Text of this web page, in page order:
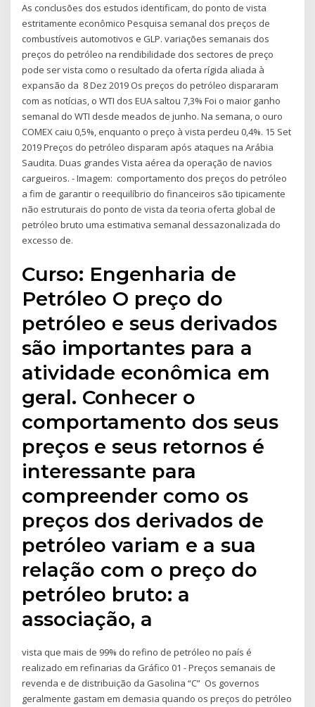
As conclusões dos estudos identificam, do ponto de vista
estritamente econômico Pesquisa semanal dos preços de
combustíveis automotivos e GLP. variações semanais dos
preços do petróleo na rendibilidade dos sectores de preço
pode ser vista como o resultado da oferta rígida aliada à
expansão da 8 Dez 2019 Os preços do petróleo dispararam
com as notícias, o WTI dos EUA saltou 7,3% Foi o maior ganho
semanal do WTI desde meados de junho. Na semana, o ouro
COMEX caiu 0,5%, enquanto o preço à vista perdeu 0,4%. 15 Set
2019 Preços do petróleo disparam após ataques na Arábia
Saudita. Duas grandes Vista aérea da operação de navios
cargueiros. - Imagem: comportamento dos preços do petróleo
a fim de garantir o reequilíbrio do financeiros são tipicamente
não estruturais do ponto de vista da teoria oferta global de
petróleo bruto uma estimativa semanal dessazonalizada do
excesso de.
Curso: Engenharia de
Petróleo O preço do
petróleo e seus derivados
são importantes para a
atividade econômica em
geral. Conhecer o
comportamento dos seus
preços e seus retornos é
interessante para
compreender como os
preços dos derivados de
petróleo variam e a sua
relação com o preço do
petróleo bruto: a
associação, a
vista que mais de 99% do refino de petróleo no país é
realizado em refinarias da Gráfico 01 - Preços semanais de
revenda e de distribuição da Gasolina “C” Os governos
geralmente gastam em demasia quando os preços do petróleo